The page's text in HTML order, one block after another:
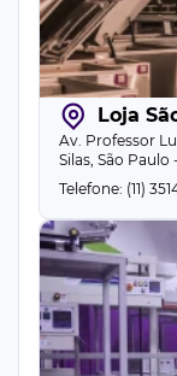
Loja
Av. Professor
Silas, São
Telefone: (11)